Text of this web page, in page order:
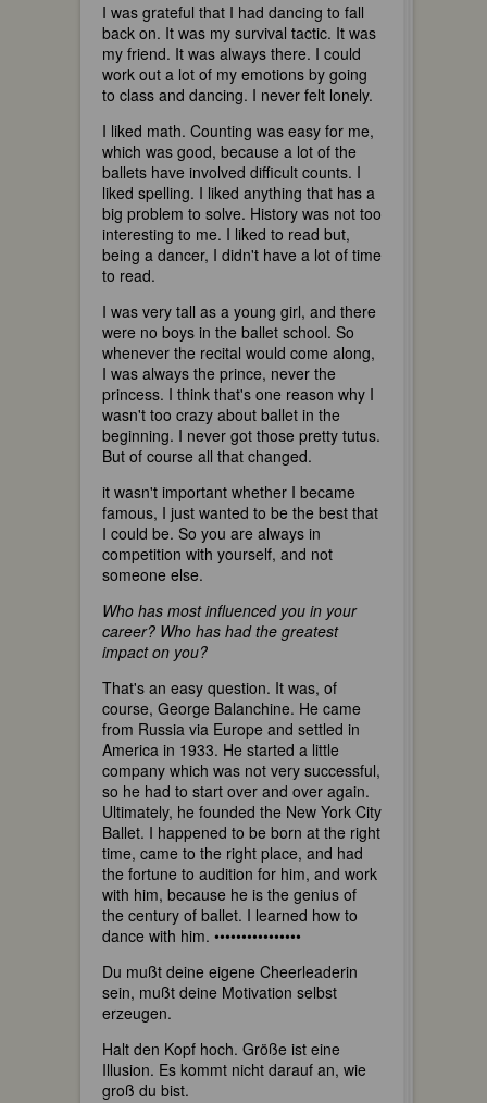
I was grateful that I had dancing to fall
back on. It was my survival tactic. It was
my friend. It was always there. I could
work out a lot of my emotions by going
to class and dancing. I never felt lonely.
I liked math. Counting was easy for me,
which was good, because a lot of the
ballets have involved difficult counts. I
liked spelling. I liked anything that has a
big problem to solve. History was not too
interesting to me. I liked to read but,
being a dancer, I didn't have a lot of time
to read.
I was very tall as a young girl, and there
were no boys in the ballet school. So
whenever the recital would come along,
I was always the prince, never the
princess. I think that's one reason why I
wasn't too crazy about ballet in the
beginning. I never got those pretty tutus.
But of course all that changed.
it wasn't important whether I became
famous, I just wanted to be the best that
I could be. So you are always in
competition with yourself, and not
someone else.
Who has most influenced you in your
career? Who has had the greatest
impact on you?
That's an easy question. It was, of
course, George Balanchine. He came
from Russia via Europe and settled in
America in 1933. He started a little
company which was not very successful,
so he had to start over and over again.
Ultimately, he founded the New York City
Ballet. I happened to be born at the right
time, came to the right place, and had
the fortune to audition for him, and work
with him, because he is the genius of
the century of ballet. I learned how to
dance with him. ••••••••••••••••
Du mußt deine eigene Cheerleaderin
sein, mußt deine Motivation selbst
erzeugen.
Halt den Kopf hoch. Größe ist eine
Illusion. Es kommt nicht darauf an, wie
groß du bist.